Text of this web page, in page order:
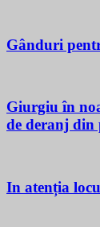
Gânduri
Giurgiu în
de deranj din
In atenția